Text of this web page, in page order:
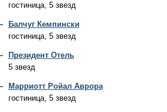
гостиница, 5 звезд
Балчуг Кемпински
гостиница, 5 звезд
Президент Отель
5 звезд
Марриотт Ройал Аврора
гостиница, 5 звезд